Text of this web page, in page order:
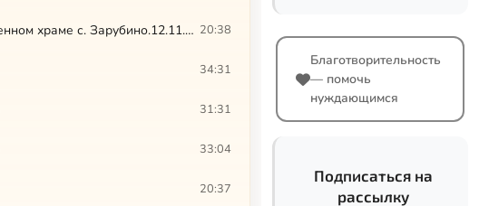
Слово владыки Августина на Божественной литургии в ново-освященном храме с. Зарубино.12.11.2016 20:38
34:31
31:31
33:04
20:37
Благотворительность
— помочь
нуждающимся
Подписаться на
рассылку